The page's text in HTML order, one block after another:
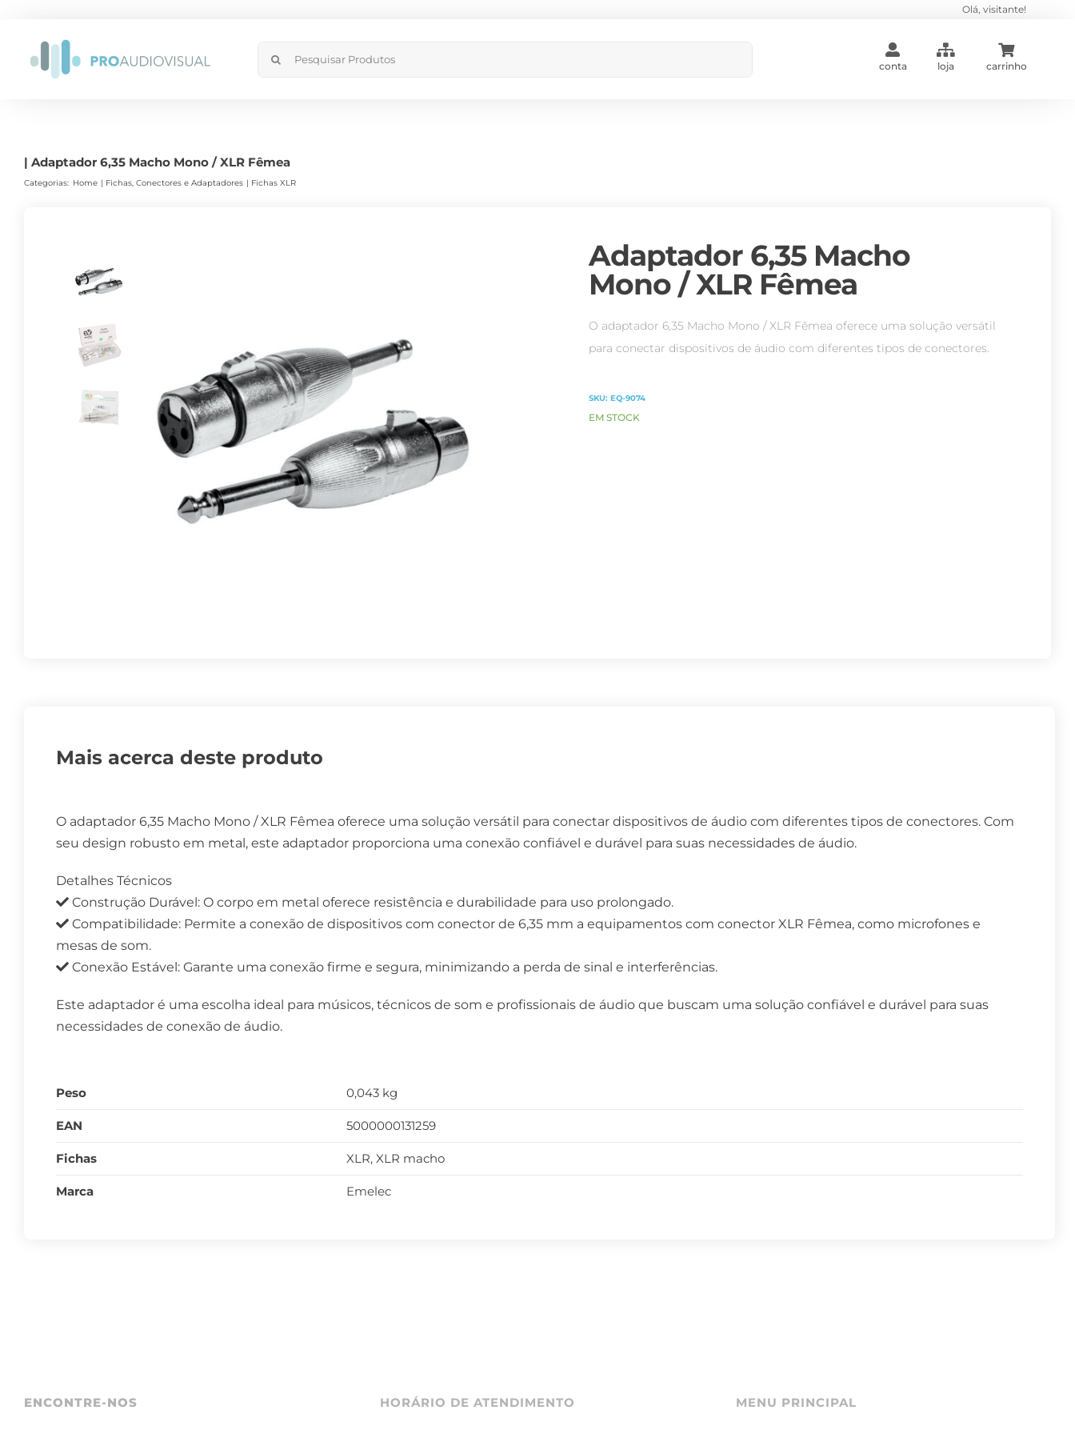
content
Olá, visitante!
Search
conta loja carrinho
| Adaptador 6,35 Macho Mono / XLR Fêmea
Categorias: Home Fichas, Conectores e Adaptadores Fichas XLR
Adaptador 6,35 Macho
Mono / XLR Fêmea
O adaptador 6,35 Macho Mono / XLR Fêmea oferece uma solução versátil
para conectar dispositivos de áudio com diferentes tipos de conectores.
SKU:EQ-9074
EM STOCK
Mais acerca deste produto
O adaptador 6,35 Macho Mono / XLR Fêmea oferece uma solução versátil para conectar dispositivos de áudio com diferentes tipos de conectores. Com
seu design robusto em metal, este adaptador proporciona uma conexão confiável e durável para suas necessidades de áudio.
Detalhes Técnicos
Construção Durável: O corpo em metal oferece resistência e durabilidade para uso prolongado.
Compatibilidade: Permite a conexão de dispositivos com conector de 6,35 mm a equipamentos com conector XLR Fêmea, como microfones e
mesas de som.
Conexão Estável: Garante uma conexão firme e segura, minimizando a perda de sinal e interferências.
Este adaptador é uma escolha ideal para músicos, técnicos de som e profissionais de áudio que buscam uma solução confiável e durável para suas
necessidades de conexão de áudio.
Peso 0,043 kg
EAN 5000000131259
Fichas XLR, XLR macho
Marca Emelec
ENCONTRE-NOS HORÁRIO DE ATENDIMENTO MENU PRINCIPAL